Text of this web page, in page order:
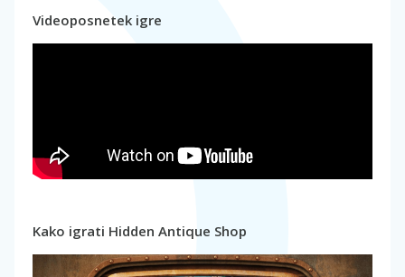
Videoposnetek igre
Kako igrati Hidden Antique Shop